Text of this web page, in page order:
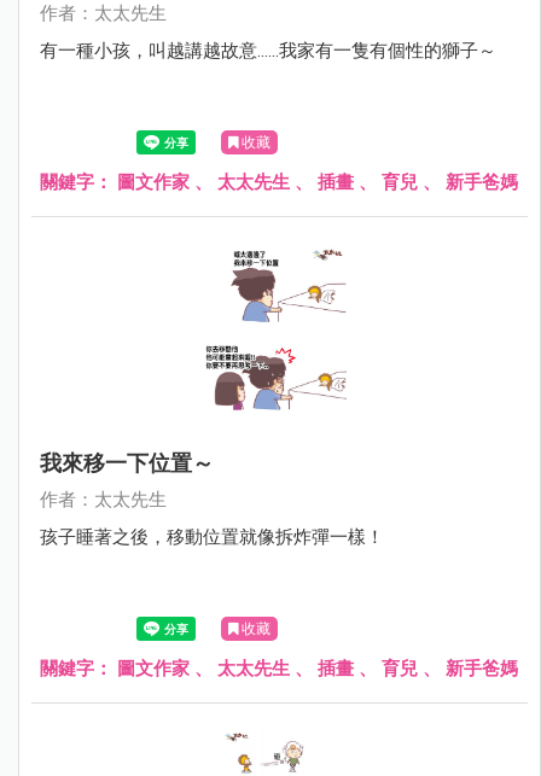
作者：太太先生
有一種小孩，叫越講越故意......我家有一隻有個性的獅子～
收藏
關鍵字： 圖文作家 、 太太先生 、 插畫 、 育兒 、 新手爸媽
我來移一下位置～
作者：太太先生
孩子睡著之後，移動位置就像拆炸彈一樣！
收藏
關鍵字： 圖文作家 、 太太先生 、 插畫 、 育兒 、 新手爸媽